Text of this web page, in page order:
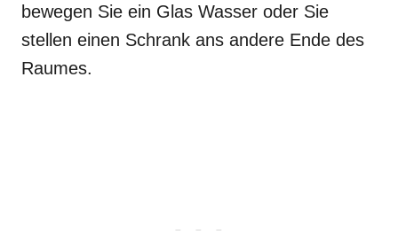
bewegen Sie ein Glas Wasser oder Sie
stellen einen Schrank ans andere Ende des
Raumes.